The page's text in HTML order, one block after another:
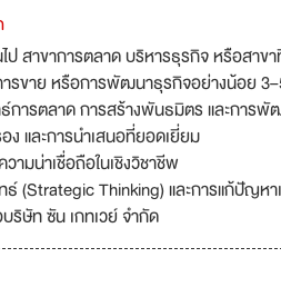
สาขาการตลาด บริหารธุรกิจ หรือสาขา
รขาย หรือการพัฒนาธุรกิจอย่างน้อย
ธ์การตลาด การสร้างพันธมิตร และการ
ง และการนำเสนอที่ยอดเยี่ยม
ามน่าเชื่อถือในเชิงวิชาชีพ
(Strategic Thinking) และการแก้ปัญหา
ริษัท ซัน เกทเวย์ จำกัด